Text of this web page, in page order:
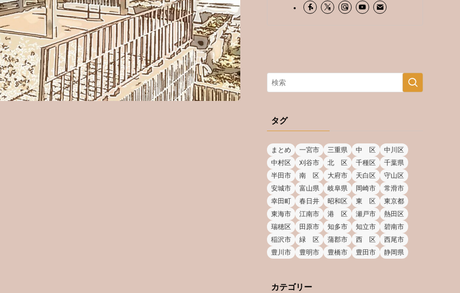
タグ
まとめ 一宮市 三重県 中 区
中川区
中村区
刈谷市 北 区 千種区
千葉県
半田市
南 区 大府市 天白区
守山区
安城市
富山県 岐阜県 岡崎市
常滑市
幸田町
春日井 昭和区 東 区
東京都
東海市
江南市 港 区 瀬戸市
熱田区
瑞穂区
田原市 知多市 知立市
碧南市
稲沢市
緑 区 蒲郡市 西 区
西尾市
豊川市
豊明市 豊橋市 豊田市 静岡県
カテゴリー